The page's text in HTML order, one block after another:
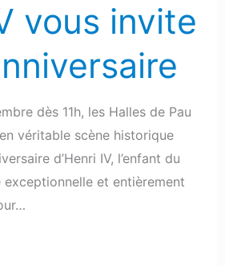
vous invite
dès 11h, les Halles de Pau
véritable scène historique
d’Henri IV, l’enfant du
exceptionnelle et entièrement